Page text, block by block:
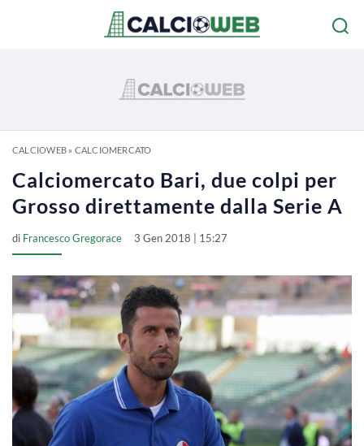
CALCIOWEB» CALCIOMERCATO
Calciomercato Bari, due colpi per
Grosso direttamente dalla Serie A
di Francesco Gregorace 3 Gen 2018 | 15:27